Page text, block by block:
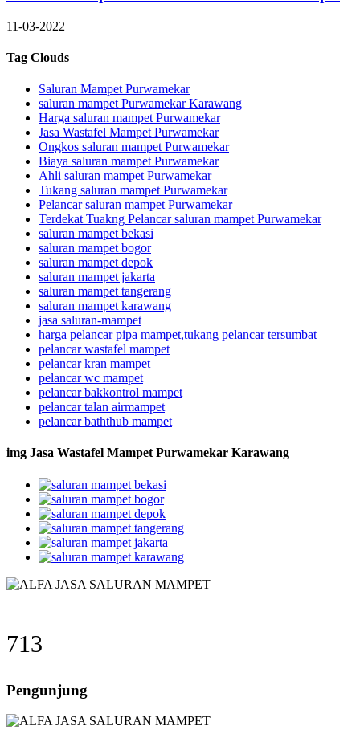
11-03-2022
Tag Clouds
Saluran Mampet Purwamekar
saluran mampet Purwamekar Karawang
Harga saluran mampet Purwamekar
Jasa Wastafel Mampet Purwamekar
Ongkos saluran mampet Purwamekar
Biaya saluran mampet Purwamekar
Ahli saluran mampet Purwamekar
Tukang saluran mampet Purwamekar
Pelancar saluran mampet Purwamekar
Terdekat Tuakng Pelancar saluran mampet Purwamekar
saluran mampet bekasi
saluran mampet bogor
saluran mampet depok
saluran mampet jakarta
saluran mampet tangerang
saluran mampet karawang
jasa saluran-mampet
harga pelancar pipa mampet,tukang pelancar tersumbat
pelancar wastafel mampet
pelancar kran mampet
pelancar wc mampet
pelancar bakkontrol mampet
pelancar talan airmampet
pelancar baththub mampet
img Jasa Wastafel Mampet Purwamekar Karawang
713
Pengunjung